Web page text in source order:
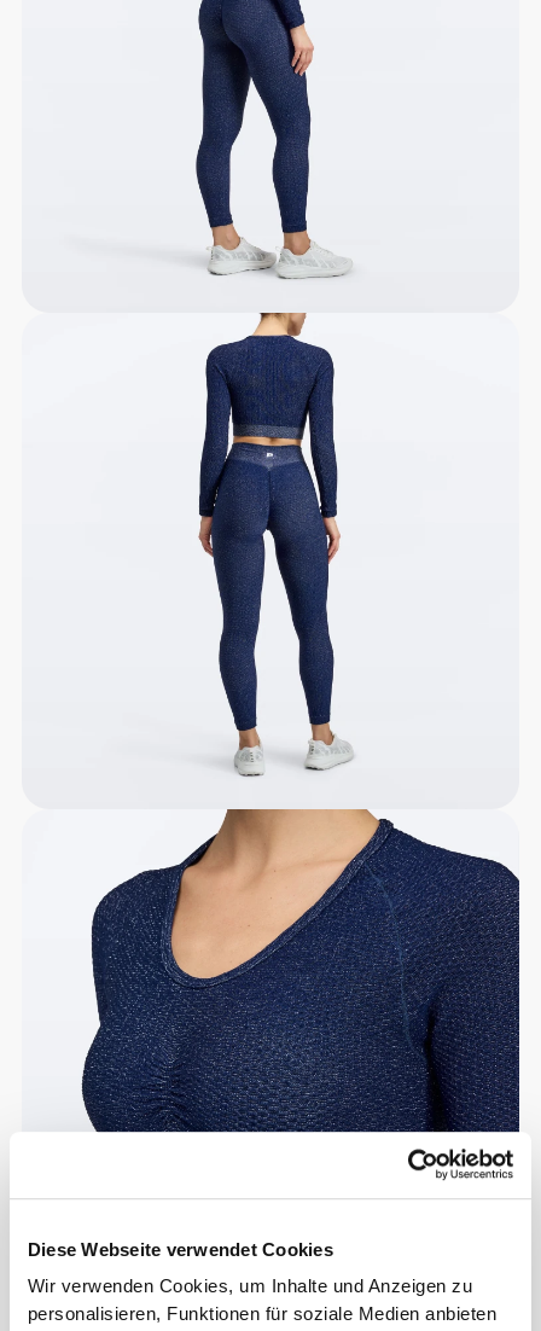
Diese Webseite verwendet Cookies
Wir verwenden Cookies, um Inhalte und Anzeigen zu
personalisieren, Funktionen für soziale Medien anbieten